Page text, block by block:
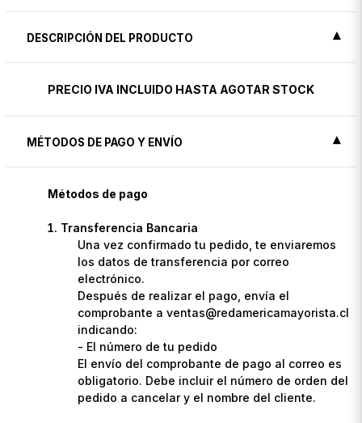
DESCRIPCIÓN DEL PRODUCTO
PRECIO IVA INCLUIDO HASTA AGOTAR STOCK
MÉTODOS DE PAGO Y ENVÍO
Métodos de pago
Transferencia Bancaria
Una vez confirmado tu pedido, te enviaremos
los datos de transferencia por correo
electrónico.
Después de realizar el pago, envía el
comprobante a ventas@redamericamayorista.cl
indicando:
- El número de tu pedido
El envío del comprobante de pago al correo es
obligatorio. Debe incluir el número de orden del
pedido a cancelar y el nombre del cliente.